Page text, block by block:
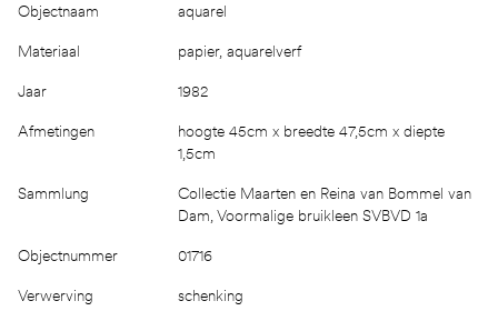
Objectnaam aquarel
Materiaal papier, aquarelverf
Jaar 1982
Afmetingen
hoogte 45cm x breedte 47,5cm x diepte
1,5cm
Sammlung
Collectie Maarten en Reina van Bommel van
Dam, Voormalige bruikleen SVBVD 1a
Objectnummer 01716
Verwerving schenking